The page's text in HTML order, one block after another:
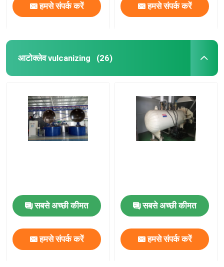
हमसे संपर्क करें हमसे संपर्क करें
आटोक्लेव vulcanizing (26)
सबसे अच्छी कीमत
हमसे संपर्क करें
सबसे अच्छी कीमत
हमसे संपर्क करें